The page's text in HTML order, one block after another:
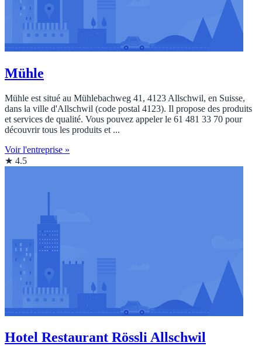
Mühle
Mühle est situé au Mühlebachweg 41, 4123 Allschwil, en Suisse,
dans la ville d'Allschwil (code postal 4123). Il propose des produits
et services de qualité. Vous pouvez appeler le 61 481 33 70 pour
découvrir tous les produits et ...
Voir l'entreprise »
★ 4.5
Hotel Restaurant Rössli Allschwil